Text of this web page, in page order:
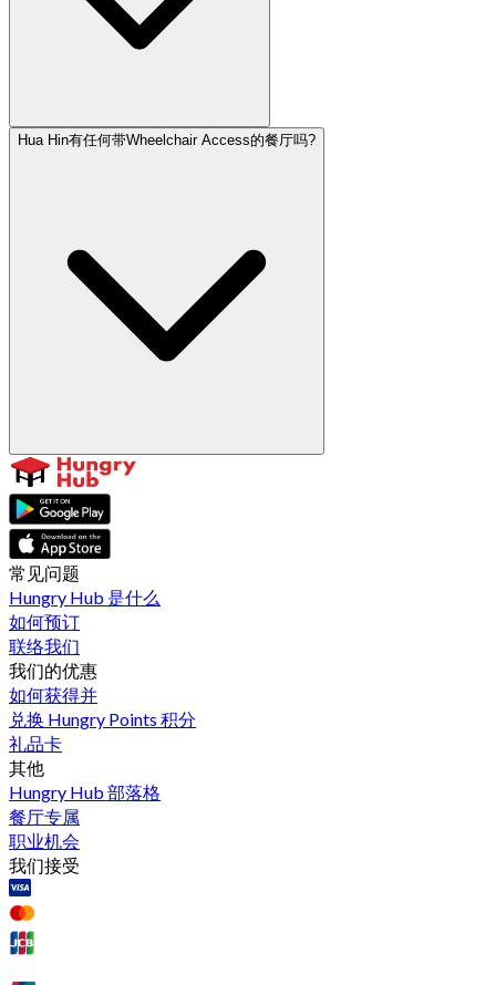
Hua Hin有任何带Wheelchair Access的餐厅吗?
常见问题
Hungry Hub 是什么
如何预订
联络我们
我们的优惠
如何获得并
兑换 Hungry Points 积分
礼品卡
其他
Hungry Hub 部落格
餐厅专属
职业机会
我们接受